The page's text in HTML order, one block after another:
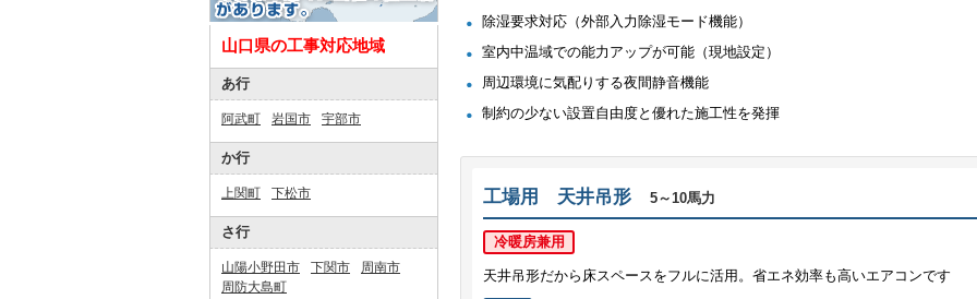
除湿要求対応（外部入力除湿モード機能）
室内中温域での能力アップが可能（現地設定）
周辺環境に気配りする夜間静音機能
制約の少ない設置自由度と優れた施工性を発揮
工場用 天井吊形 5～10馬力
冷暖房兼用
天井吊形だから床スペースをフルに活用。省エネ効率も高いエアコンです
山口県の工事対応地域
あ行
阿武町 岩国市 宇部市
か行
上関町 下松市
さ行
山陽小野田市 下関市
周南市
周防大島町